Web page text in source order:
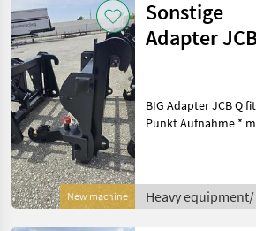
New machine
Sonstige
Adapter
BIG Adapter JCB Q
Punkt Aufnahme *
Anhängekupplung *
Eigengewicht ca.
Heavy
machines /